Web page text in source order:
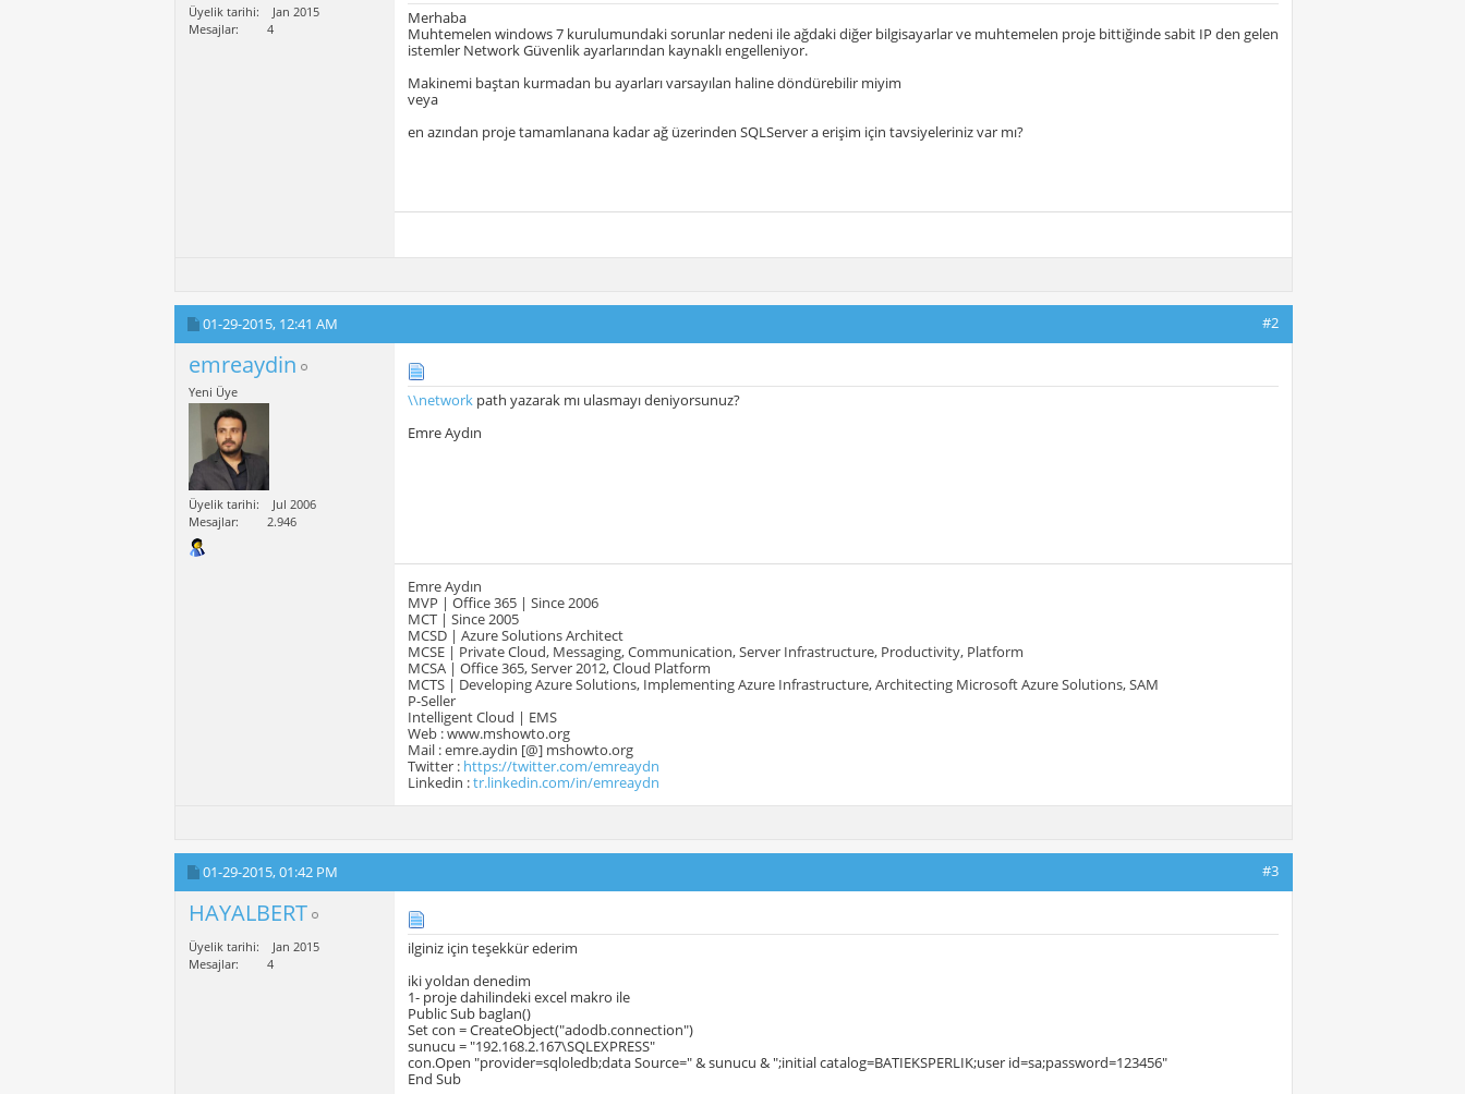
Üyelik tarihi
Jan 2015
Mesajlar
4
Merhaba
Muhtemelen windows 7 kurulumundaki sorunlar nedeni ile ağdaki diğer bilgisayarlar ve muhtemelen proje bittiğinde sabit IP den gelen
istemler Network Güvenlik ayarlarından kaynaklı engelleniyor.
Makinemi baştan kurmadan bu ayarları varsayılan haline döndürebilir miyim
veya
en azından proje tamamlanana kadar ağ üzerinden SQLServer a erişim için tavsiyeleriniz var mı?
01-29-2015, 12:41 AM #2
emreaydin
Yeni Üye
Üyelik tarihi
Jul 2006
Mesajlar
2.946
\\network path yazarak mı ulasmayı deniyorsunuz?
Emre Aydın
Emre Aydın
MVP | Office 365 | Since 2006
MCT | Since 2005
MCSD | Azure Solutions Architect
MCSE | Private Cloud, Messaging, Communication, Server Infrastructure, Productivity, Platform
MCSA | Office 365, Server 2012, Cloud Platform
MCTS | Developing Azure Solutions, Implementing Azure Infrastructure, Architecting Microsoft Azure Solutions, SAM
P-Seller
Intelligent Cloud | EMS
Web : www.mshowto.org
Mail : emre.aydin [@] mshowto.org
Twitter : https://twitter.com/emreaydn
Linkedin :tr.linkedin.com/in/emreaydn
01-29-2015,01:42 PM #3
HAYALBERT
Üyelik tarihi
Jan 2015
Mesajlar
4
ilginiz için teşekkür ederim
iki yoldan denedim
1- proje dahilindeki excel makro ile
Public Sub baglan()
Set con = CreateObject("adodb.connection")
sunucu = "192.168.2.167\SQLEXPRESS"
con.Open "provider=sqloledb;data Source=" & sunucu & ";initial catalog=BATIEKSPERLIK;user id=sa;password=123456"
End Sub